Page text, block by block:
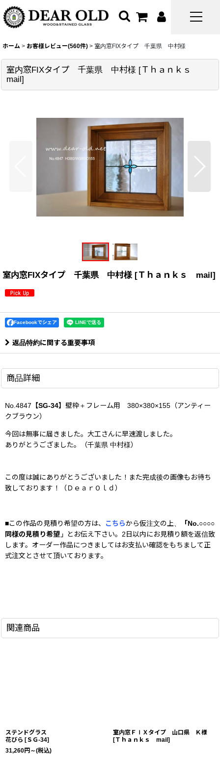
ホーム > お客様レビュー(560件) > 室内窓FIXタイプ 千葉県 中村様
室内窓FIXタイプ 千葉県 中村様 [Ｔｈａｎｋｓ
mail]
室内窓FIXタイプ 千葉県 中村様 [Ｔｈａｎｋｓ mail]
Facebookでシェア
返品特約に関する重要事項
商品詳細
No.4847 【SG-34】 壁枠＋フレーム用 380×380×155（アンティー
クブラウン）
今回は無事に届きました。大工さんに早速渡しました。
ありがとうござました。（千葉県 中村様）
この度は誠にありがとうございました！また完成後の画像もお待ち
致しております！（ＤｅａｒＯｌｄ）
■この作品の見積り希望の方は、 こちらから仮注文の上、
「No.○○○○
同様の見積り希望」 とお伝え下さい。2日以内にお見積り額を返信致
します。オーダー作品につきましてはお支払い確認をもちまして正
式注文とさせて頂いております。
関連商品
ステンドグラス
花びら [ＳＧ-34]
31,260円 ～(税込)
室内窓ＦＩＸタイプ 山口県 Ｋ様
[Ｔｈａｎｋｓ mail ]